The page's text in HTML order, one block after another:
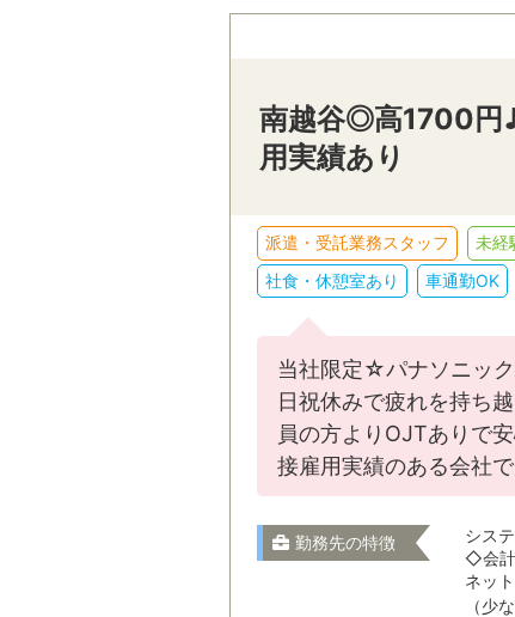
駅名から
茨城県
栃木県
通勤時
駅名から検索/
オフィスワー
営業・サービ
IT・クリエイ
その他
選択をすべてク
スキルを活
就業形態
南越谷◎高1700円
用実績あり
派遣・受託業務スタッフ 未経
社食・休憩室あり
車通勤OK
当社限定☆パナソニッ
日祝休みで疲れを持ち
員の方よりOJTありで
接雇用実績のある会社
勤務先の特徴
シス
◇会計
ネッ
（少